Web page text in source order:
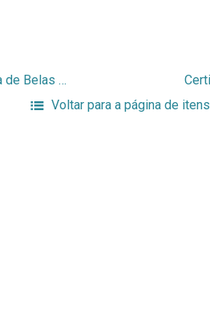
Atestado Escolar da Real academia de Belas Artes de Munique
Voltar para a página de itens